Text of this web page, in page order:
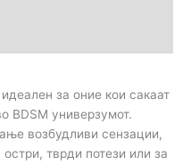
за оние кои сакаат
BDSM универзумот.
возбудливи сензации,
тврди потези или за